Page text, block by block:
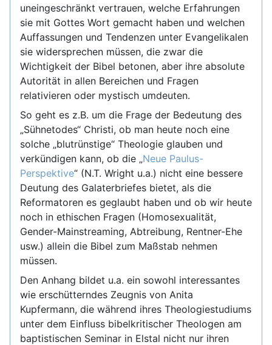
uneingeschränkt vertrauen, welche Erfahrungen
sie mit Gottes Wort gemacht haben und welchen
Auffassungen und Tendenzen unter Evangelikalen
sie widersprechen müssen, die zwar die
Wichtigkeit der Bibel betonen, aber ihre absolute
Autorität in allen Bereichen und Fragen
relativieren oder mystisch umdeuten.
So geht es z.B. um die Frage der Bedeutung des
„Sühnetodes“ Christi, ob man heute noch eine
solche „blutrünstige“ Theologie glauben und
verkündigen kann, ob die „Neue Paulus-
Perspektive“ (N.T. Wright u.a.) nicht eine bessere
Deutung des Galaterbriefes bietet, als die
Reformatoren es geglaubt haben und ob wir heute
noch in ethischen Fragen (Homosexualität,
Gender-Mainstreaming, Abtreibung, Rentner-Ehe
usw.) allein die Bibel zum Maßstab nehmen
müssen.
Den Anhang bildet u.a. ein sowohl interessantes
wie erschütterndes Zeugnis von Anita
Kupfermann, die während ihres Theologiestudiums
unter dem Einfluss bibelkritischer Theologen am
baptistischen Seminar in Elstal nicht nur ihren